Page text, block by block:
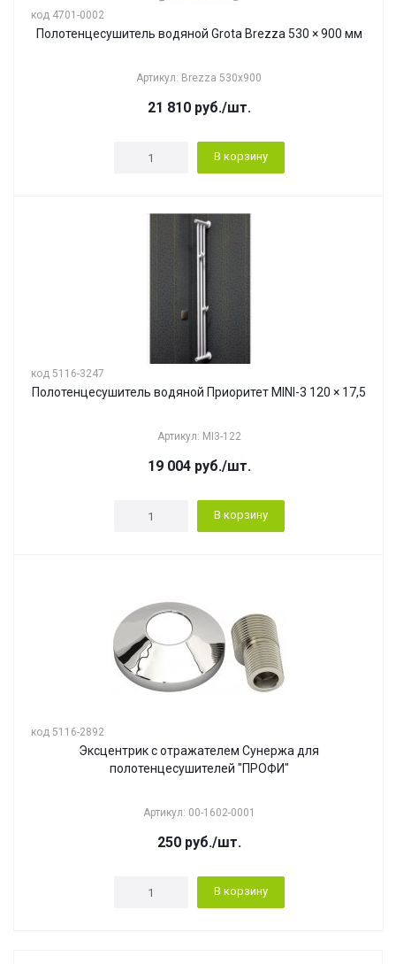
код 4701-0002
Полотенцесушитель водяной Grota Brezza 530 × 900 мм
Артикул: Brezza 530x900
21 810руб./шт.
В корзину
код 5116-3247
Полотенцесушитель водяной Приоритет MINI-3 120 × 17,5
Артикул: MI3-122
19 004руб./шт.
В корзину
код 5116-2892
Эксцентрик с отражателем Сунержа для
полотенцесушителей "ПРОФИ"
Артикул: 00-1602-0001
250руб./шт.
В корзину